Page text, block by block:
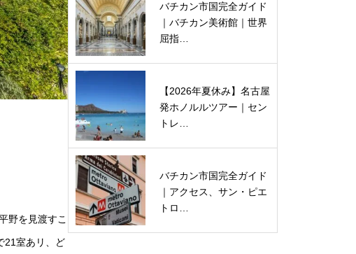
野を見渡すこ
21室あリ、ど
バチカン市国完全ガイド
｜バチカン美術館｜世界
屈指…
【2026年夏休み】名古屋
発ホノルルツアー｜セン
トレ…
バチカン市国完全ガイド
｜アクセス、サン・ピエ
トロ…